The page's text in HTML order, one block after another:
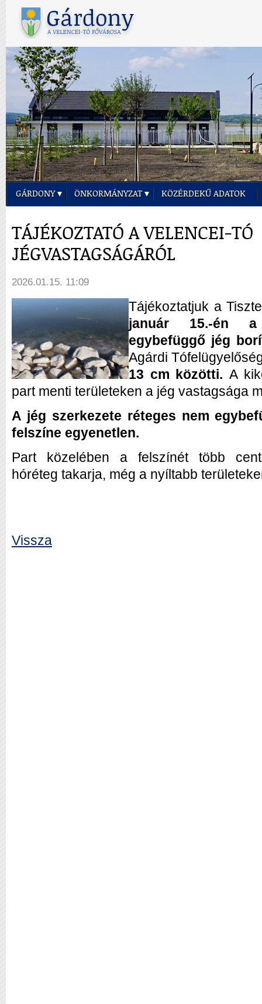
GÁRDONY ÖNKORMÁNYZAT KÖZÉRDEKŰ ADATOK
TÁJÉKOZTATÓ A VELENCEI-TÓ
JÉGVASTAGSÁGÁRÓL
2026.01.15. 11:09
Tájékoztatjuk a
január 15.-én a
egybefüggő jég
Agárdi
13 cm közötti. A
part menti területeken a jég vastagsága
A jég szerkezete réteges nem
felszíne egyenetlen.
Part közelében a felszínét több
hóréteg takarja, még a nyíltabb
Vissza